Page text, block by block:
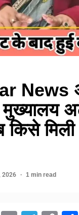
News
मुख्यालय
किसे मिली
2026 1 min read